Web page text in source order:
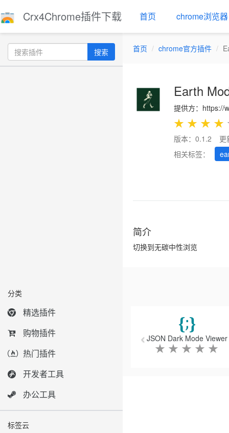
Crx4Chrome插件下载 首页 chrome浏览器
搜索
分类
精选插件
购物插件
热门插件
开发者工具
办公工具
标签云
首页 chrome官方插件
Earth
提供方：https://
★ ★ ★ ★
版本：0.1.2
更
相关标签：
简介
切换到无碳中性浏览
JSON Dark Mode Viewer
★ ★ ★ ★ ★